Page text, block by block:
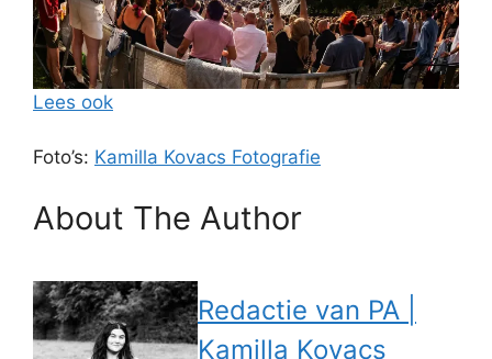
Lees ook
Foto’s: Kamilla Kovacs Fotografie
About The Author
Redactie van PA |
Kamilla Kovacs